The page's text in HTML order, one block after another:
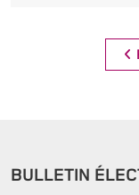
Navigation
BULLETIN